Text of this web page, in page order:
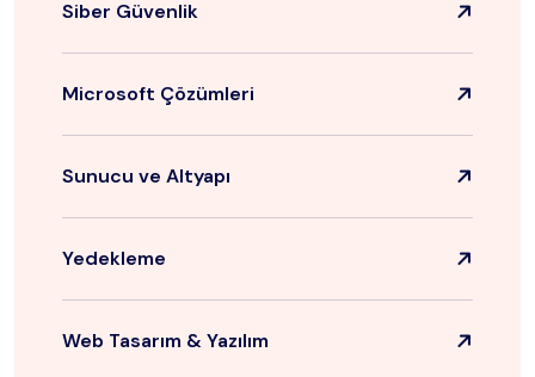
Siber Güvenlik
Microsoft Çözümleri
Sunucu ve Altyapı
Yedekleme
Web Tasarım & Yazılım